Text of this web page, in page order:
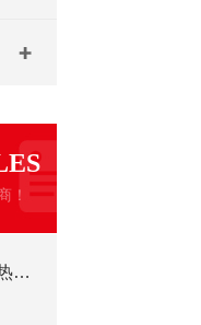
！
二宫电线氟树脂（FEP）涂层热电偶线的特点